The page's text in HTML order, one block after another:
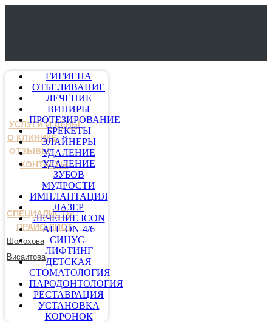
УСЛУГИ И ЦЕНЫ
О КЛИНИКЕ
ОТЗЫВЫ
КОНТАКТЫ
СПЕЦИАЛИСТЫ
ПРАЙС-ЛИСТ
Шолохова
Висаитова
ГИГИЕНА
ОТБЕЛИВАНИЕ
ЛЕЧЕНИЕ
ВИНИРЫ
ПРОТЕЗИРОВАНИЕ
БРЕКЕТЫ
ЭЛАЙНЕРЫ
УДАЛЕНИЕ
УДАЛЕНИЕ
ЗУБОВ
МУДРОСТИ
ИМПЛАНТАЦИЯ
ЛАЗЕР
ЛЕЧЕНИЕ ICON
ALL-ON-4/6
СИНУС-
ЛИФТИНГ
ДЕТСКАЯ
СТОМАТОЛОГИЯ
ПАРОДОНТОЛОГИЯ
РЕСТАВРАЦИЯ
УСТАНОВКА
КОРОНОК